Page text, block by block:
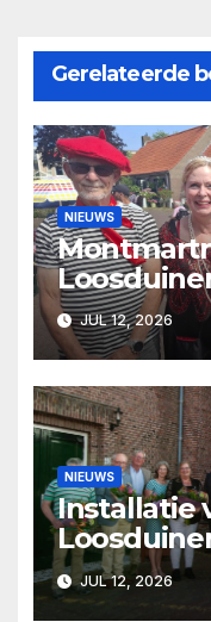
Gerelateerde
NIEUWS
JUL 12, 2026
NIEUWS
Installatie
Pjer
JUL 12, 2026